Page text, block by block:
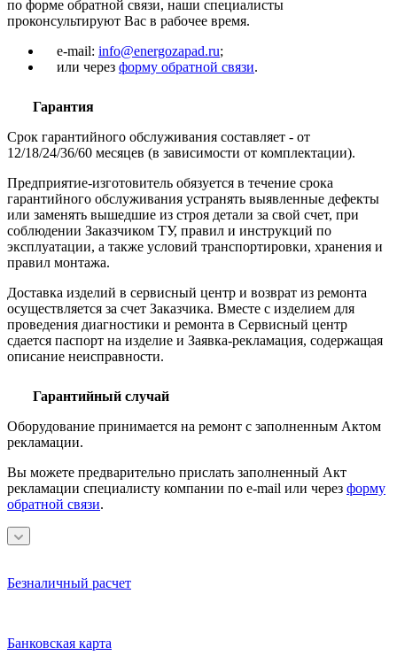
по форме обратной связи, наши специалисты
проконсультируют Вас в рабочее время.
e-mail: info@energozapad.ru;
или через форму обратной связи.
Гарантия
Срок гарантийного обслуживания составляет - от
12/18/24/36/60 месяцев (в зависимости от комплектации).
Предприятие-изготовитель обязуется в течение срока
гарантийного обслуживания устранять выявленные дефекты
или заменять вышедшие из строя детали за свой счет, при
соблюдении Заказчиком ТУ, правил и инструкций по
эксплуатации, а также условий транспортировки, хранения и
правил монтажа.
Доставка изделий в сервисный центр и возврат из ремонта
осуществляется за счет Заказчика. Вместе с изделием для
проведения диагностики и ремонта в Сервисный центр
сдается паспорт на изделие и Заявка-рекламация, содержащая
описание неисправности.
Гарантийный случай
Оборудование принимается на ремонт с заполненным Актом
рекламации.
Вы можете предварительно прислать заполненный Акт
рекламации специалисту компании по e-mail или через форму
обратной связи.
Безналичный расчет
Банковская карта